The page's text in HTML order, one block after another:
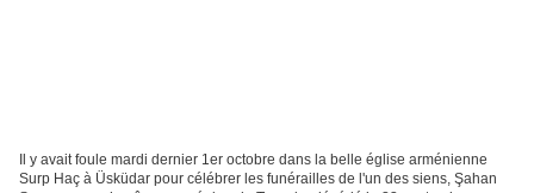
Il y avait foule mardi dernier 1er octobre dans la belle église arménienne
Surp Haç à Üsküdar pour célébrer les funérailles de l'un des siens, Şahan